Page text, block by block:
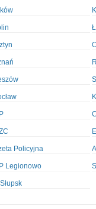
Policyjna
Legionowo